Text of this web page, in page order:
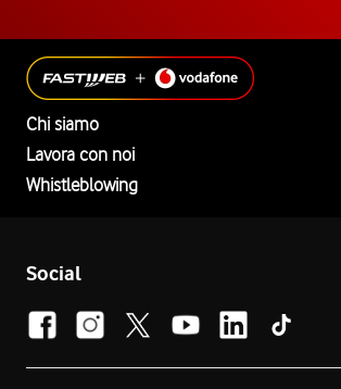
Chi siamo
Lavora con noi
Whistleblowing
Social